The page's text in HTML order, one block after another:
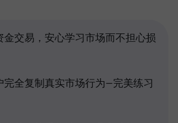
金交易，安心学习市场而不担心损
完全复制真实市场行为—完美练习